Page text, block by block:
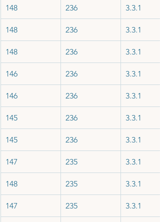
148 236 3.3.1
148 236 3.3.1
148 236 3.3.1
146 236 3.3.1
146 236 3.3.1
145 236 3.3.1
145 236 3.3.1
147 235 3.3.1
148 235 3.3.1
147 235 3.3.1